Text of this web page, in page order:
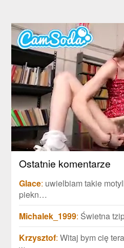
Ostatnie komentarze
Glace: uwielbiam takie
piekn…
Michalek_1999: Świetna
Krzysztof: Witaj bym cię